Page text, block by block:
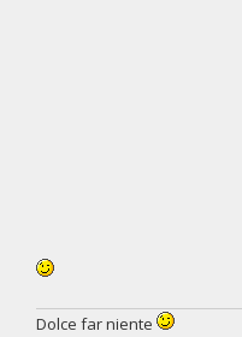
Dolce far niente